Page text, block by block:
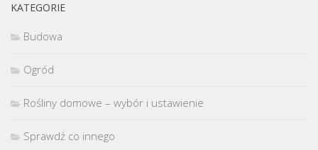
KATEGORIE
Budowa
Ogród
Rośliny domowe – wybór i ustawienie
Sprawdź co innego